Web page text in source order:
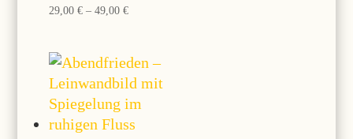
29,00€ –49,00€Preisspanne:
49,00 €